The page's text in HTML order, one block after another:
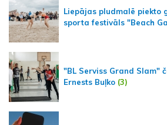
Liepājas pludmalē piekto
sporta festivāls "Beach
"BL Serviss Grand Slam"
Ernests Buļko (3)